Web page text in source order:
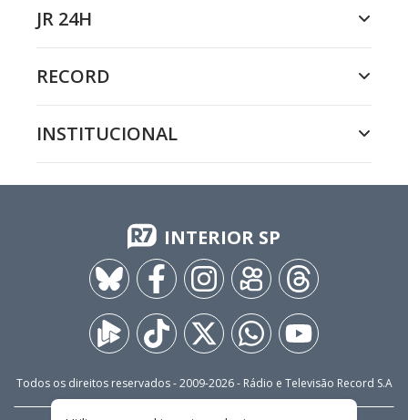
JR 24H
RECORD
INSTITUCIONAL
INTERIOR SP
Todos os direitos reservados - 2009-2026- Rádio e Televisão Record S.A